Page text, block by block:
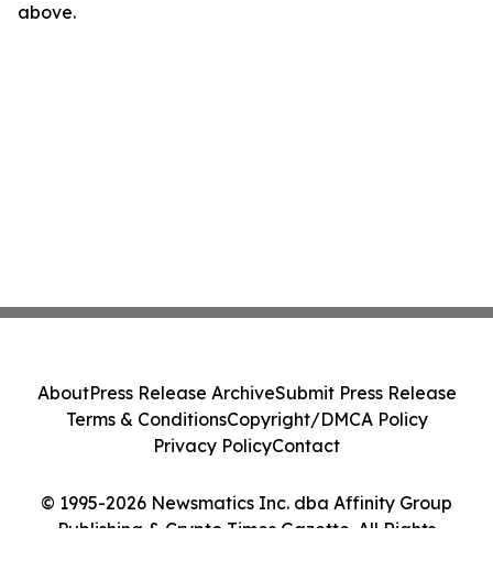
above.
© 1995-2026 Newsmatics Inc. dba Affinity Group
Publishing & Crypto Times Gazette. All Rights
AboutPress Release ArchiveSubmit Press Release
Terms & ConditionsCopyright/DMCA Policy
Privacy PolicyContact